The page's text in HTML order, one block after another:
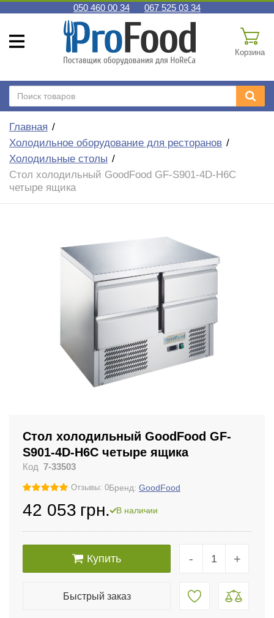
050 460 00 34 067 525 03 34
Корзина
Главная
Холодильное оборудование для ресторанов
Холодильные столы
Стол холодильный GoodFood GF-S901-4D-H6C
четыре ящика
Стол холодильный GoodFood GF-
S901-4D-H6C четыре ящика
Код 7-33503
Отзывы: 0Бренд: GoodFood
42 053 грн. В наличии
- +
Купить
Быстрый заказ